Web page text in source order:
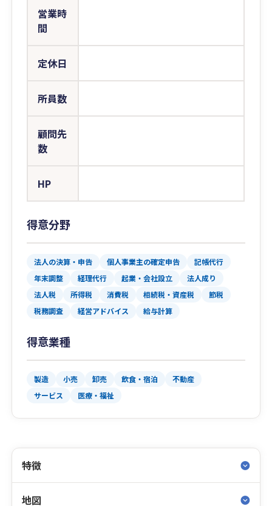
営業時
間
定休日
所員数
顧問先
数
HP
得意分野
法人の決算・申告 個人事業主の確定申告
記帳代行
年末調整
経理代行 起業・会社設立
法人成り
法人税
所得税 消費税 相続税・資産税
節税
税務調査
経営アドバイス 給与計算
得意業種
製造 小売 卸売 飲食・宿泊
不動産
サービス
医療・福祉
特徴
地図